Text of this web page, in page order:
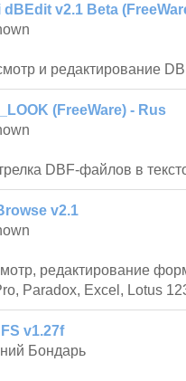
dBEdit v2.1 Beta
и редактирование
(FreeWare) - Rus
DBF-файлов в
v2.1
редактирование
Paradox, Excel, Lotus
v1.27f
Бондарь